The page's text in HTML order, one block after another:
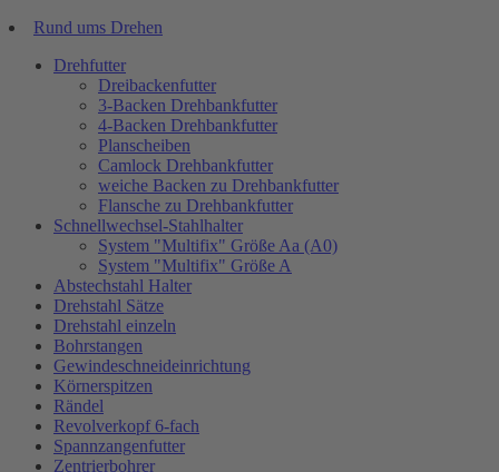
Rund ums Drehen
Drehfutter
Dreibackenfutter
3-Backen Drehbankfutter
4-Backen Drehbankfutter
Planscheiben
Camlock Drehbankfutter
weiche Backen zu Drehbankfutter
Flansche zu Drehbankfutter
Schnellwechsel-Stahlhalter
System "Multifix" Größe Aa (A0)
System "Multifix" Größe A
Abstechstahl Halter
Drehstahl Sätze
Drehstahl einzeln
Bohrstangen
Gewindeschneideinrichtung
Körnerspitzen
Rändel
Revolverkopf 6-fach
Spannzangenfutter
Zentrierbohrer